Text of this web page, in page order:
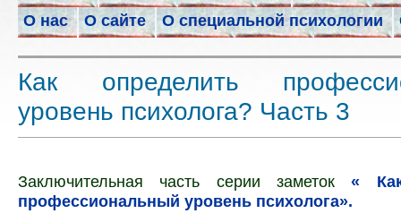
О нас
О сайте О специальной психологии
Как определить
уровень психолога? Часть 3
Заключительная часть серии заметок«
профессиональный уровень психолога».